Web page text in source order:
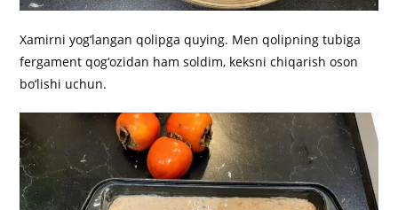
Xamirni yog‘langan qolipga quying. Men qolipning tubiga
fergament qog‘ozidan ham soldim, keksni chiqarish oson
bo‘lishi uchun.